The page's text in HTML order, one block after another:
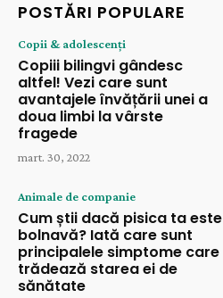
POSTĂRI POPULARE
Copii & adolescenți
Copiii bilingvi gândesc
altfel! Vezi care sunt
avantajele învățării unei a
doua limbi la vârste
fragede
mart. 30, 2022
Animale de companie
Cum știi dacă pisica ta este
bolnavă? Iată care sunt
principalele simptome care
trădează starea ei de
sănătate